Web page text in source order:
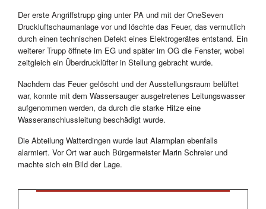
Der erste Angriffstrupp ging unter PA und mit der OneSeven
Druckluftschaumanlage vor und löschte das Feuer, das vermutlich
durch einen technischen Defekt eines Elektrogerätes entstand. Ein
weiterer Trupp öffnete im EG und später im OG die Fenster, wobei
zeitgleich ein Überdrucklüfter in Stellung gebracht wurde.
Nachdem das Feuer gelöscht und der Ausstellungsraum belüftet
war, konnte mit dem Wassersauger ausgetretenes Leitungswasser
aufgenommen werden, da durch die starke Hitze eine
Wasseranschlussleitung beschädigt wurde.
Die Abteilung Watterdingen wurde laut Alarmplan ebenfalls
alarmiert. Vor Ort war auch Bürgermeister Marin Schreier und
machte sich ein Bild der Lage.